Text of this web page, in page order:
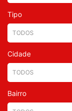
Tipo
Cidade
Bairro